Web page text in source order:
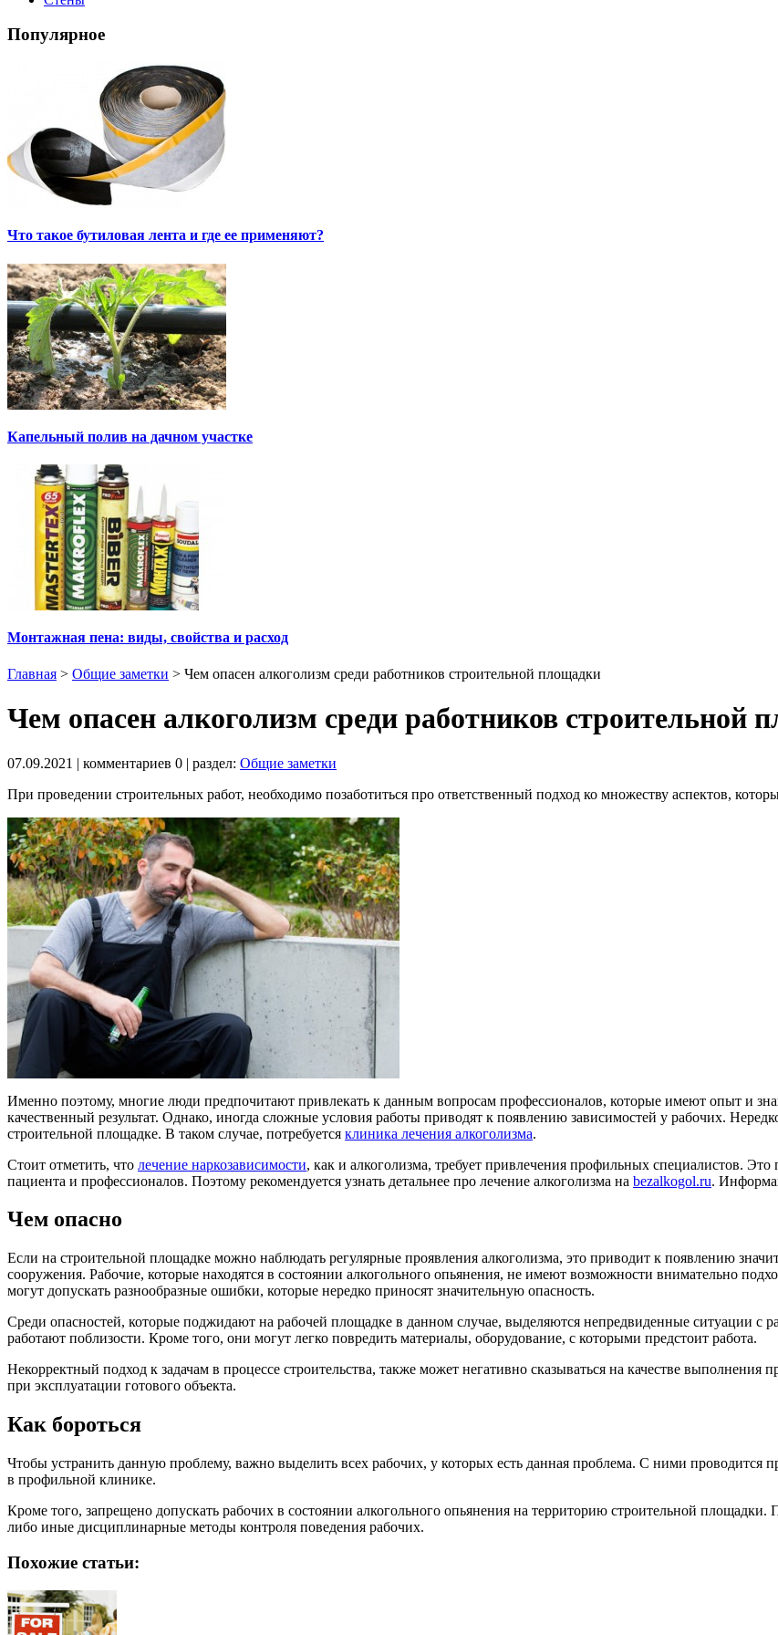
Популярное
Что такое бутиловая лента и где ее применяют?
Капельный полив на дачном участке
Монтажная пена: виды, свойства и расход
Главная > Общие заметки > Чем опасен алкоголизм среди работников строительной площадки
Чем опасен алкоголизм среди работников строительной
07.09.2021 | комментариев 0 | раздел: Общие заметки
При проведении строительных работ, необходимо позаботиться про ответственный подход ко множеству аспектов,
Именно поэтому, многие люди предпочитают привлекать к данным вопросам профессионалов, которые имеют опыт и
качественный результат. Однако, иногда сложные условия работы приводят к появлению зависимостей у рабочих.
строительной площадке. В таком случае, потребуется клиника лечения алкоголизма.
Стоит отметить, что лечение наркозависимости, как и алкоголизма, требует привлечения профильных специалистов.
пациента и профессионалов. Поэтому рекомендуется узнать детальнее про лечение алкоголизма на bezalkogol.ru.
Чем опасно
Если на строительной площадке можно наблюдать регулярные проявления алкоголизма, это приводит к появлению
сооружения. Рабочие, которые находятся в состоянии алкогольного опьянения, не имеют возможности внимательно
могут допускать разнообразные ошибки, которые нередко приносят значительную опасность.
Среди опасностей, которые поджидают на рабочей площадке в данном случае, выделяются непредвиденные ситуации с
работают поблизости. Кроме того, они могут легко повредить материалы, оборудование, с которыми предстоит работа.
Некорректный подход к задачам в процессе строительства, также может негативно сказываться на качестве
при эксплуатации готового объекта.
Как бороться
Чтобы устранить данную проблему, важно выделить всех рабочих, у которых есть данная проблема. С ними проводится
в профильной клинике.
Кроме того, запрещено допускать рабочих в состоянии алкогольного опьянения на территорию строительной
либо иные дисциплинарные методы контроля поведения рабочих.
Похожие статьи: